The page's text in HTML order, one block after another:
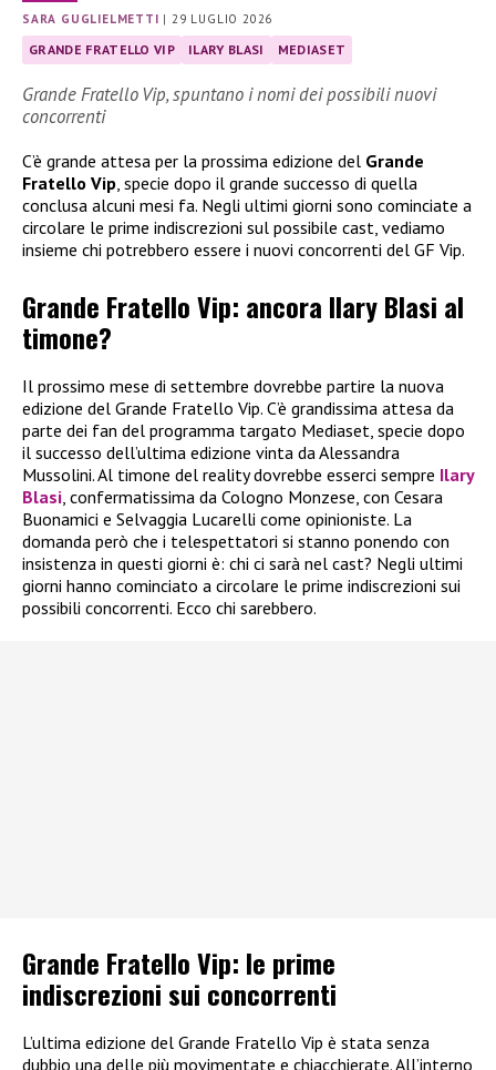
SARA GUGLIELMETTI |29 LUGLIO 2026
GRANDE FRATELLO VIP ILARY BLASI MEDIASET
Grande Fratello Vip, spuntano i nomi dei possibili nuovi
concorrenti
C’è grande attesa per la prossima edizione del Grande
Fratello Vip, specie dopo il grande successo di quella
conclusa alcuni mesi fa. Negli ultimi giorni sono cominciate a
circolare le prime indiscrezioni sul possibile cast, vediamo
insieme chi potrebbero essere i nuovi concorrenti del GF Vip.
Grande Fratello Vip: ancora Ilary Blasi al
timone?
Il prossimo mese di settembre dovrebbe partire la nuova
edizione del Grande Fratello Vip. C’è grandissima attesa da
parte dei fan del programma targato Mediaset, specie dopo
il successo dell’ultima edizione vinta da Alessandra
Mussolini. Al timone del reality dovrebbe esserci sempre Ilary
Blasi , confermatissima da Cologno Monzese, con Cesara
Buonamici e Selvaggia Lucarelli come opinioniste. La
domanda però che i telespettatori si stanno ponendo con
insistenza in questi giorni è: chi ci sarà nel cast? Negli ultimi
giorni hanno cominciato a circolare le prime indiscrezioni sui
possibili concorrenti. Ecco chi sarebbero.
Grande Fratello Vip: le prime
indiscrezioni sui concorrenti
L’ultima edizione del Grande Fratello Vip è stata senza
dubbio una delle più movimentate e chiacchierate. All’interno